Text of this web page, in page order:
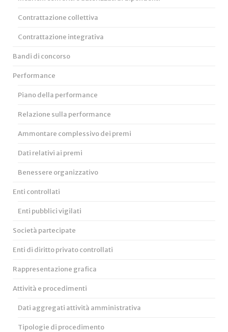
Contrattazione collettiva
Contrattazione integrativa
Bandi di concorso
Performance
Piano della performance
Relazione sulla performance
Ammontare complessivo dei premi
Dati relativi ai premi
Benessere organizzativo
Enti controllati
Enti pubblici vigilati
Società partecipate
Enti di diritto privato controllati
Rappresentazione grafica
Attività e procedimenti
Dati aggregati attività amministrativa
Tipologie di procedimento